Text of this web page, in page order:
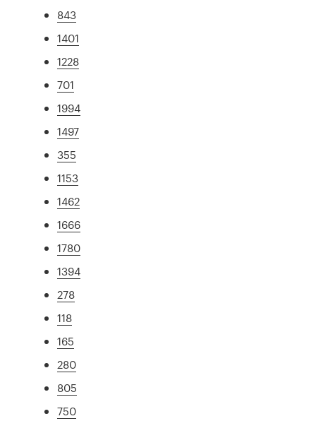
843
1401
1228
701
1994
1497
355
1153
1462
1666
1780
1394
278
118
165
280
805
750